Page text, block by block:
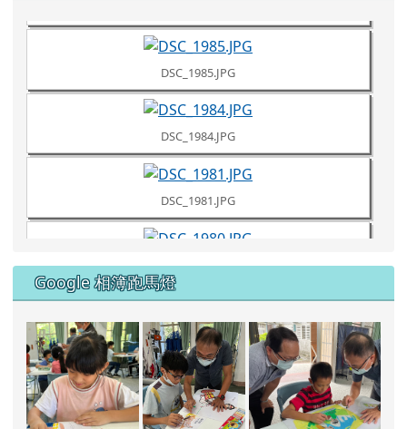
DSC_1985.JPG
DSC_1984.JPG
DSC_1981.JPG
DSC_1960.JPG
Google 相簿跑馬燈
111學年度藝術深耕繪畫課